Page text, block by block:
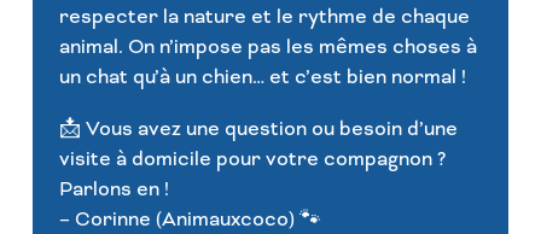
respecter la nature et le rythme de chaque
animal. On n’impose pas les mêmes choses à
un chat qu’à un chien… et c’est bien normal !
📩 Vous avez une question ou besoin d’une
visite à domicile pour votre compagnon ?
Parlons en !
– Corinne (Animauxcoco) 🐾